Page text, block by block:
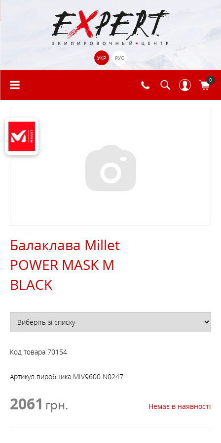
УКР РУС
0
Балаклава Millet
POWER MASK M
BLACK
Код товара 70154
Артикул виробника MIV9600 N0247
2061 грн. Немає в наявності